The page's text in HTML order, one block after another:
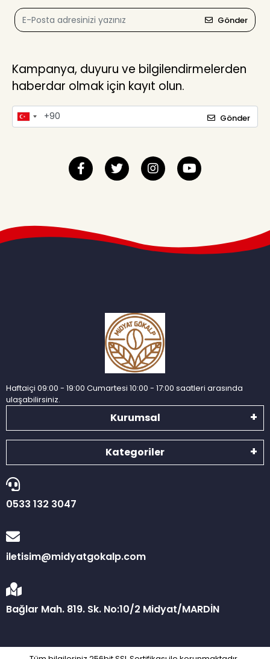
Gönder
Kampanya, duyuru ve bilgilendirmelerden
haberdar olmak için kayıt olun.
Gönder
Haftaiçi 09:00 - 19:00 Cumartesi 10:00 - 17:00 saatleri arasında
ulaşabilirsiniz.
Kurumsal
Kategoriler
0533 132 3047
iletisim@midyatgokalp.com
Bağlar Mah. 819. Sk. No:10/2 Midyat/MARDİN